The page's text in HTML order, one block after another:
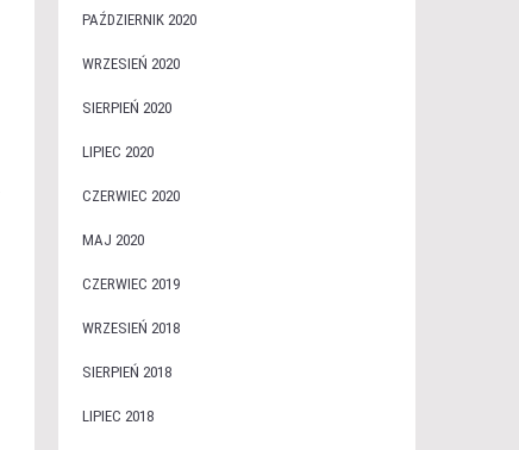
PAŹDZIERNIK 2020
WRZESIEŃ 2020
SIERPIEŃ 2020
LIPIEC 2020
CZERWIEC 2020
MAJ 2020
CZERWIEC 2019
WRZESIEŃ 2018
SIERPIEŃ 2018
LIPIEC 2018